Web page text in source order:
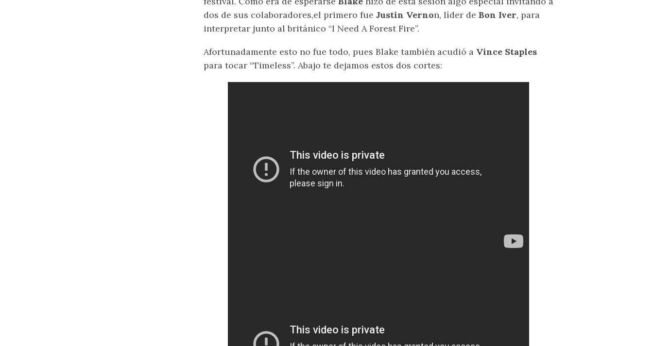
dos de sus colaboradores,el primero fue Justin Vernon, líder de Bon Iver, para
interpretar junto al británico “I Need A Forest Fire”.
Afortunadamente esto no fue todo, pues Blake también acudió a Vince Staples
para tocar “Timeless”. Abajo te dejamos estos dos cortes: